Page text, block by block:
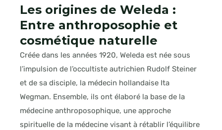
Les origines de Weleda :
Entre anthroposophie et
cosmétique naturelle
Créée dans les années 1920, Weleda est née sous
l’impulsion de l’occultiste autrichien Rudolf Steiner
et de sa disciple, la médecin hollandaise Ita
Wegman. Ensemble, ils ont élaboré la base de la
médecine anthroposophique, une approche
spirituelle de la médecine visant à rétablir l’équilibre